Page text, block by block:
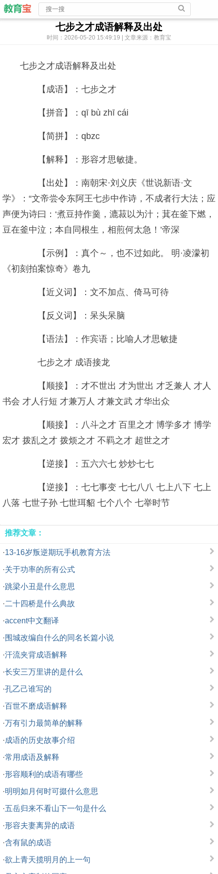
七步之才成语解释及出处
时间：2026-05-20 15:49:19 | 文章来源：教育宝
七步之才成语解释及出处
【成语】：七步之才
【拼音】：qī bù zhī cái
【简拼】：qbzc
【解释】：形容才思敏捷。
【出处】：南朝宋·刘义庆《世说新语·文
学》：“文帝尝令东阿王七步中作诗，不成者行大法；应
声便为诗曰：‘煮豆持作羹，漉菽以为汁；萁在釜下燃，
豆在釜中泣；本自同根生，相煎何太急！’帝深
【示例】：真个～，也不过如此。 明·凌濛初
《初刻拍案惊奇》卷九
【近义词】：文不加点、倚马可待
【反义词】：呆头呆脑
【语法】：作宾语；比喻人才思敏捷
七步之才 成语接龙
【顺接】：才不世出 才为世出 才乏兼人 才人
书会 才人行短 才兼万人 才兼文武 才华出众
【顺接】：八斗之才 百里之才 博学多才 博学
宏才 拨乱之才 拨烦之才 不羁之才 超世之才
【逆接】：五六六七 炒炒七七
【逆接】：七七事变 七七八八 七上八下 七上
八落 七世子孙 七世珥貂 七个八个 七举时节
推荐文章：
·13-16岁叛逆期玩手机教育方法
·关于功率的所有公式
·跳梁小丑是什么意思
·二十四桥是什么典故
·accent中文翻译
·围城改编自什么的同名长篇小说
·汗流夹背成语解释
·长安三万里讲的是什么
·孔乙己谁写的
·百世不磨成语解释
·万有引力最简单的解释
·成语的历史故事介绍
·常用成语及解释
·形容顺利的成语有哪些
·明明如月何时可掇什么意思
·五岳归来不看山下一句是什么
·形容夫妻离异的成语
·含有鼠的成语
·欲上青天揽明月的上一句